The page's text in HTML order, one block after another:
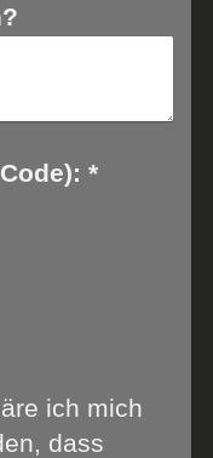
Captcha (Spam-Schutz-Code): *
ich mich
dass